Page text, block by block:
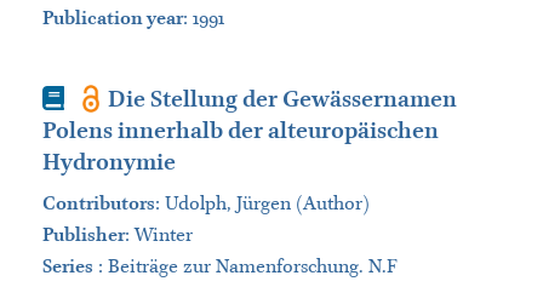
Publication year: 1991
Book Die Stellung der Gewässernamen
Polens innerhalb der alteuropäischen
Hydronymie
Contributors: Udolph, Jürgen (Author)
Publisher: Winter
Series : Beiträge zur Namenforschung. N.F